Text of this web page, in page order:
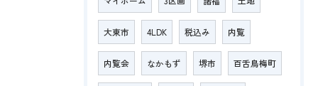
大東市 4LDK 税込み 内覧
内覧会 なかもず 堺市 百舌鳥梅町